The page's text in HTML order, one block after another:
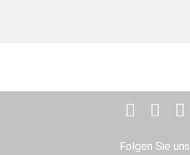
Folgen Sie uns